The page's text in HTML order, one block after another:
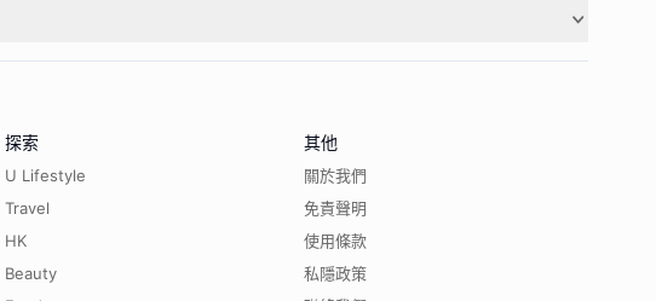
探索
U Lifestyle
Travel
HK
Beauty
其他
關於我們
免責聲明
使用條款
私隱政策